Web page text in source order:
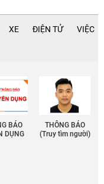
XE ĐIỆN TỬ VIỆC
BÁO
DỤNG
THÔNG BÁO
(Truy tìm người)